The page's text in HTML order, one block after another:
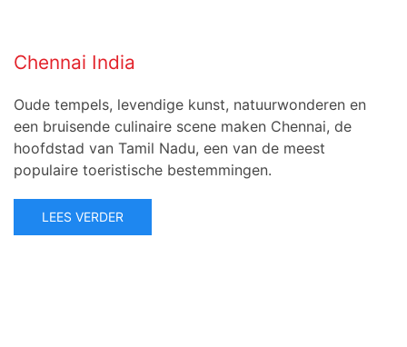
Chennai India
Oude tempels, levendige kunst, natuurwonderen en
een bruisende culinaire scene maken Chennai, de
hoofdstad van Tamil Nadu, een van de meest
populaire toeristische bestemmingen.
LEES VERDER